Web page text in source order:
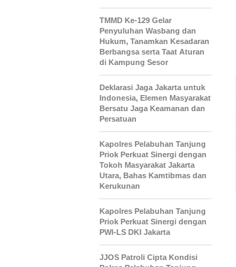
TMMD Ke-129 Gelar
Penyuluhan Wasbang dan
Hukum, Tanamkan Kesadaran
Berbangsa serta Taat Aturan
di Kampung Sesor
Deklarasi Jaga Jakarta untuk
Indonesia, Elemen Masyarakat
Bersatu Jaga Keamanan dan
Persatuan
Kapolres Pelabuhan Tanjung
Priok Perkuat Sinergi dengan
Tokoh Masyarakat Jakarta
Utara, Bahas Kamtibmas dan
Kerukunan
Kapolres Pelabuhan Tanjung
Priok Perkuat Sinergi dengan
PWI-LS DKI Jakarta
JJOS Patroli Cipta Kondisi